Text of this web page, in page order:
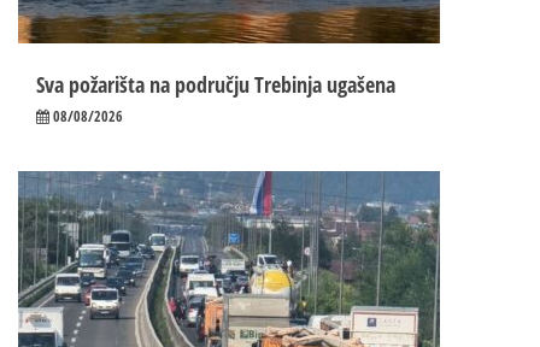
Sva požarišta na području Trebinja ugašena
08/08/2026